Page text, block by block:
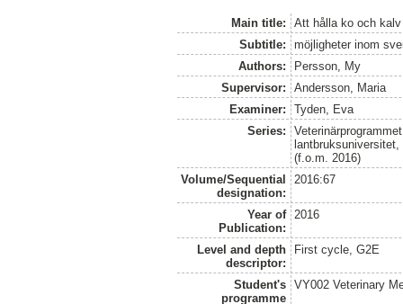
Main title:
Att hålla ko och
Subtitle:
möjligheter inom
Authors:
Persson, My
Supervisor:
Andersson, Maria
Examiner:
Tyden, Eva
Series:
(f.o.m. 2016)
Volume/Sequential
designation:
2016:67
Year of
Publication:
2016
Level and depth
descriptor:
First cycle, G2E
Student's
programme
VY002 Veterinary